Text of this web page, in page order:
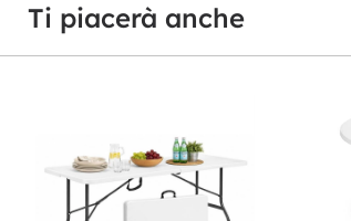
Ti piacerà anche